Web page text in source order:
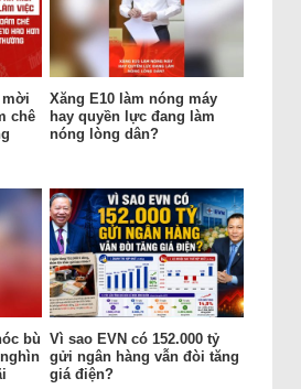
mời
chê
Xăng E10 làm nóng máy
hay quyền lực đang làm
nóng lòng dân?
bù Vì sao EVN có 152.000 tỷ
gửi ngân hàng vẫn đòi tăng
giá điện?